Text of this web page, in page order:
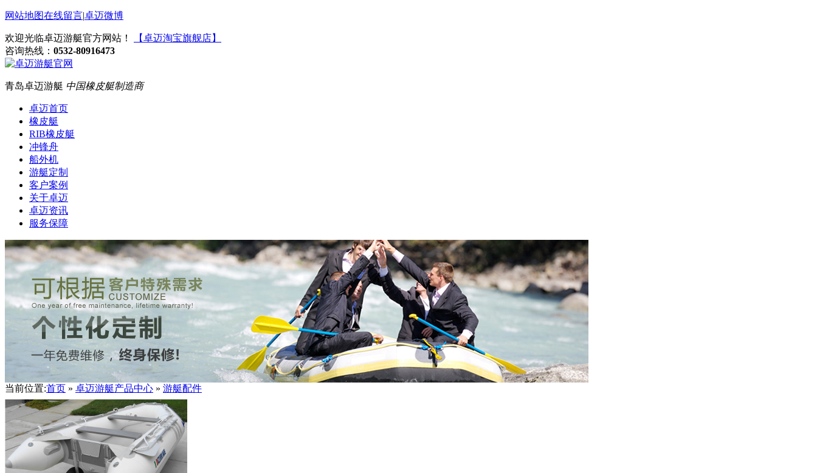
网站地图在线留言|卓迈微博
欢迎光临卓迈游艇官方网站！
【卓迈淘宝旗舰店】
咨询热线： 0532-80916473
青岛卓迈游艇 中国橡皮艇制造商
卓迈首页
橡皮艇
RIB橡皮艇
冲锋舟
船外机
游艇定制
客户案例
关于卓迈
卓迈资讯
服务保障
当前位置:首页 » 卓迈游艇产品中心 » 游艇配件